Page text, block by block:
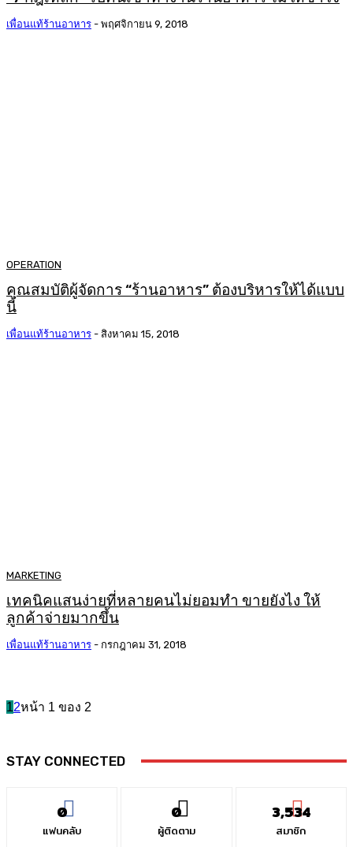
เพื่อนแท้ร้านอาหาร - พฤศจิกายน 9, 2018
OPERATION
คุณสมบัติผู้จัดการ “ร้านอาหาร” ต้องบริหารให้ได้แบบ
นี้
เพื่อนแท้ร้านอาหาร - สิงหาคม 15, 2018
MARKETING
เทคนิคแสนง่ายที่หลายคนไม่ยอมทำ ขายยังไง ให้
ลูกค้าจ่ายมากขึ้น
เพื่อนแท้ร้านอาหาร - กรกฎาคม 31, 2018
12หน้า 1 ของ 2
STAY CONNECTED
0
แฟนคลับ
0
ผู้ติดตาม
3,534
สมาชิก